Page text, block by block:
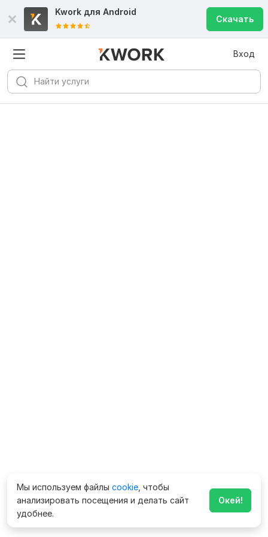
Kwork для Android
Скачать
Вход
Мы используем файлы cookie , чтобы
анализировать посещения и делать сайт
удобнее.
Окей!